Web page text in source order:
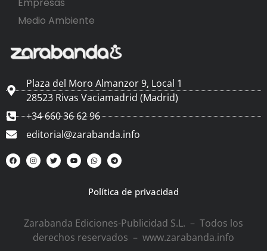
Medio Ambiente
Plaza del Moro Almanzor 9, Local 1
28523 Rivas Vaciamadrid (Madrid)
+34 660 36 62 96
editorial@zarabanda.info
Política de privacidad
Zarabanda Ediciones-Publicidad S.L. – Todos los
derechos reservados – www.zarabanda.info